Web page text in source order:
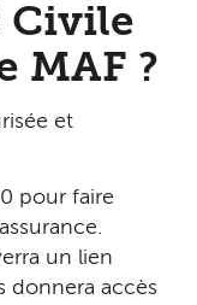
Civile
MAF ?
et
pour faire
un lien
donnera accès